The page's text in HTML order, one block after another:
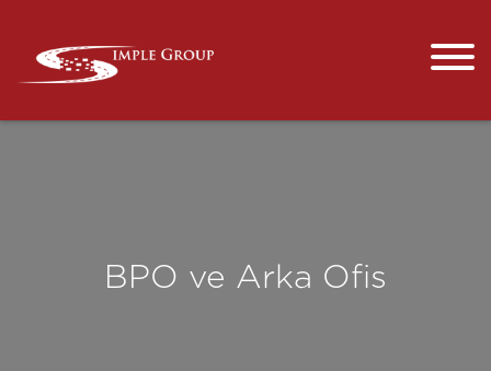
BPO ve Arka Ofis